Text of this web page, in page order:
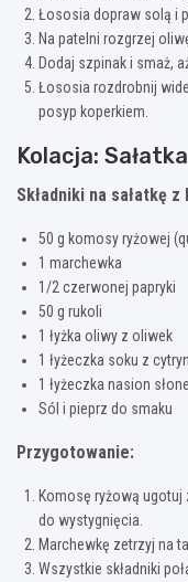
Łososia dopraw solą i
Na patelni rozgrzej
Dodaj szpinak i smaż,
Łososia rozdrobnij
posyp koperkiem.
Kolacja:
Składniki na sałatkę
50 g komosy ryżowej
1 marchewka
1/2 czerwonej papryki
50 g rukoli
1 łyżka oliwy z oliwek
1 łyżeczka soku z
1 łyżeczka nasion
Sól i pieprz do smaku
Przygotowanie:
Komosę ryżową
do wystygnięcia.
Marchewkę zetrzyj na
Wszystkie składniki